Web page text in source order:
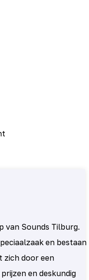
van Sounds Tilburg.
en bestaan
zich door een
en deskundig